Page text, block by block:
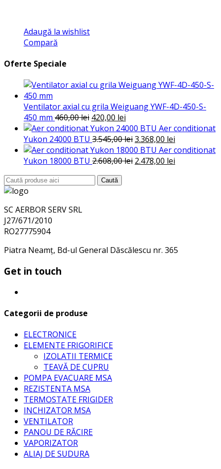
Adaugă la wishlist
Compară
Oferte Speciale
Ventilator axial cu grila Weiguang YWF-4D-450-S-
450 mm 460,00lei Prețul
inițial
a
fost:
460,00 lei.
420,00 lei
curent
este:
420,00 lei.
Aer conditionat
Yukon 24000 BTU 3.545,00leiPrețul
inițial
a
3.368,00 lei
curent
Aer conditionat
Yukon 18000 BTU 2.608,00lei Prețul
2.478,00 lei
Search
for:
Caută
SC AERBOR SERV SRL
J27/671/2010
RO27775904
Piatra Neamț, Bd-ul General Dăscălescu nr. 365
Get in touch
Categorii de produse
ELECTRONICE
ELEMENTE FRIGORIFICE
IZOLATII TERMICE
TEAVĂ DE CUPRU
POMPA EVACUARE MSA
REZISTENTA MSA
TERMOSTATE FRIGIDER
INCHIZATOR MSA
VENTILATOR
PANOU DE RĂCIRE
VAPORIZATOR
ALIAJ DE SUDURA